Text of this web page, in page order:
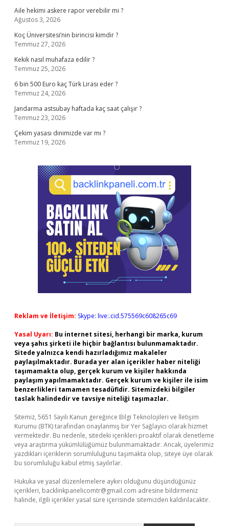
Aile hekimi askere rapor verebilir mi ?
Ağustos 3, 2026
Koç Üniversitesi’nin birincisi kimdir ?
Temmuz 27, 2026
Kekik nasıl muhafaza edilir ?
Temmuz 25, 2026
6 bin 500 Euro kaç Türk Lirası eder ?
Temmuz 24, 2026
Jandarma astsubay haftada kaç saat çalışır ?
Temmuz 23, 2026
Çekim yasası dinimizde var mı ?
Temmuz 19, 2026
Reklam ve İletişim: Skype: live:.cid.575569c608265c69
Yasal Uyarı: Bu internet sitesi, herhangi bir marka, kurum
veya şahıs şirketi ile hiçbir bağlantısı bulunmamaktadır.
Sitede yalnızca kendi hazırladığımız makaleler
paylaşılmaktadır. Burada yer alan içerikler haber niteliği
taşımamakta olup, gerçek kurum ve kişiler hakkında
paylaşım yapılmamaktadır. Gerçek kurum ve kişiler ile isim
benzerlikleri tamamen tesadüfidir. Sitemizdeki bilgiler
taslak halindedir ve tavsiye niteliği taşımazlar.
Sitemiz, 5651 Sayılı Kanun gereğince Bilgi Teknolojileri ve İletişim
Kurumu (BTK) tarafından onaylanmış bir Yer Sağlayıcı olarak hizmet
vermektedir. Bu nedenle, sitedeki içerikleri proaktif olarak denetleme
veya araştırma yükümlülüğümüz bulunmamaktadır. Ancak, üyelerimiz
yazdıkları içeriklerin sorumluluğunu taşımakta olup, siteye üye olarak
bu sorumluluğu kabul etmiş sayılırlar.
Hukuka ve yasal düzenlemelere aykırı olduğunu düşündüğünüz
içerikleri, backlinkpanelicomtr@gmail.com adresine bildirmeniz
halinde, ilgili içerikler yasal süre içerisinde sitemizden kaldırılacaktır.